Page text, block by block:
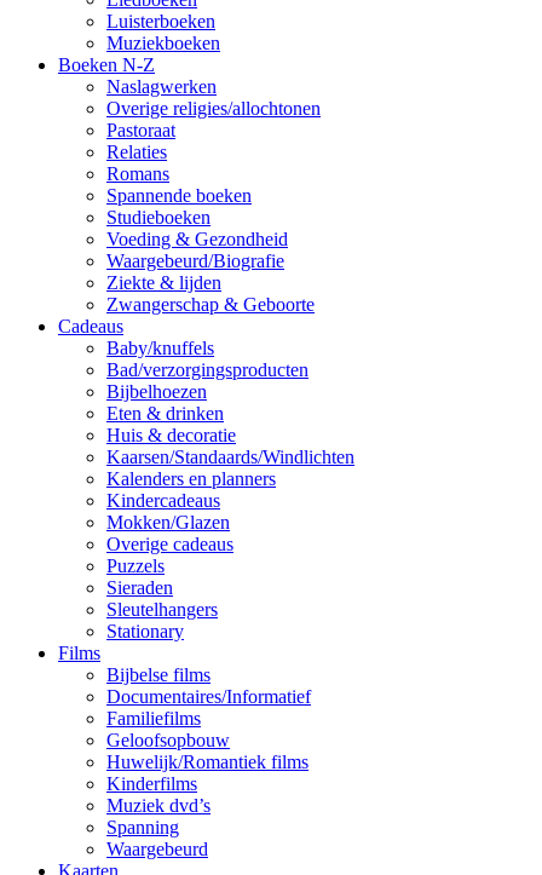
Luisterboeken
Muziekboeken
Boeken N-Z
Naslagwerken
Overige religies/allochtonen
Pastoraat
Relaties
Romans
Spannende boeken
Studieboeken
Voeding & Gezondheid
Waargebeurd/Biografie
Ziekte & lijden
Zwangerschap & Geboorte
Cadeaus
Baby/knuffels
Bad/verzorgingsproducten
Bijbelhoezen
Eten & drinken
Huis & decoratie
Kaarsen/Standaards/Windlichten
Kalenders en planners
Kindercadeaus
Mokken/Glazen
Overige cadeaus
Puzzels
Sieraden
Sleutelhangers
Stationary
Films
Bijbelse films
Documentaires/Informatief
Familiefilms
Geloofsopbouw
Huwelijk/Romantiek films
Kinderfilms
Muziek dvd’s
Spanning
Waargebeurd
Kaarten